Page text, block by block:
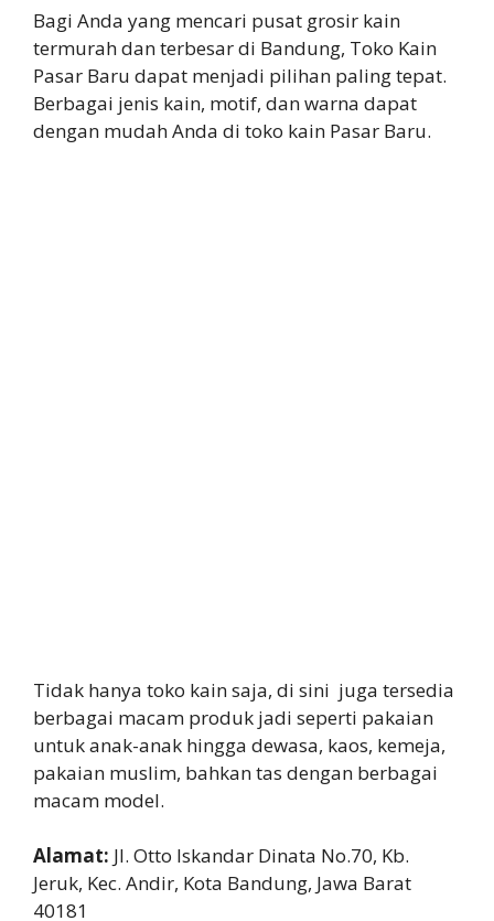
Bagi Anda yang mencari pusat grosir kain
termurah dan terbesar di Bandung, Toko Kain
Pasar Baru dapat menjadi pilihan paling tepat.
Berbagai jenis kain, motif, dan warna dapat
dengan mudah Anda di toko kain Pasar Baru.
Tidak hanya toko kain saja, di sini juga tersedia
berbagai macam produk jadi seperti pakaian
untuk anak-anak hingga dewasa, kaos, kemeja,
pakaian muslim, bahkan tas dengan berbagai
macam model.
Alamat: Jl. Otto Iskandar Dinata No.70, Kb.
Jeruk, Kec. Andir, Kota Bandung, Jawa Barat
40181